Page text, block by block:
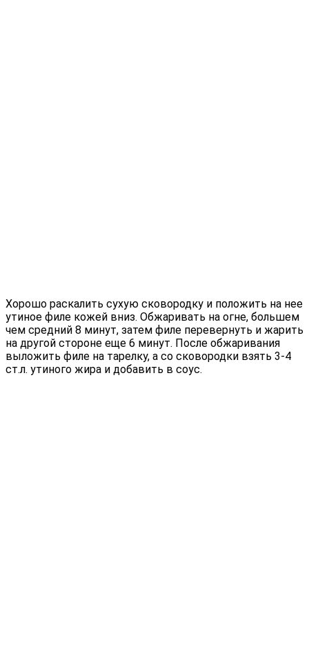
Хорошо раскалить сухую сковородку и положить на нее
утиное филе кожей вниз. Обжаривать на огне, большем
чем средний 8 минут, затем филе перевернуть и жарить
на другой стороне еще 6 минут. После обжаривания
выложить филе на тарелку, а со сковородки взять 3-4
ст.л. утиного жира и добавить в соус.